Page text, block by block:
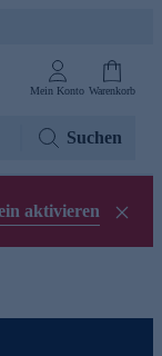
Mein Konto Warenkorb
Suchen
aktivieren